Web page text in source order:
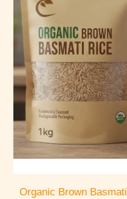
Organic Brown Basmati